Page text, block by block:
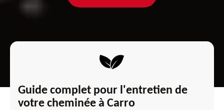
Guide complet pour l'entretien de
votre cheminée à Carro